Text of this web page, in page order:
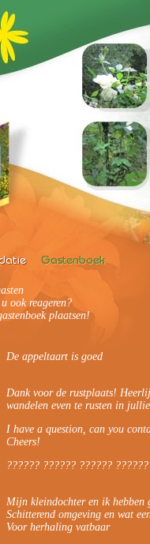
ook reageren?
plaatsen!
De appeltaart is goed
Dank voor de rustplaats!
wandelen even te rusten in
I have a question, can you
Cheers!
?????? ?????? ??????
Mijn kleindochter en ik
Schitterend omgeving en wat
Voor herhaling vatbaar